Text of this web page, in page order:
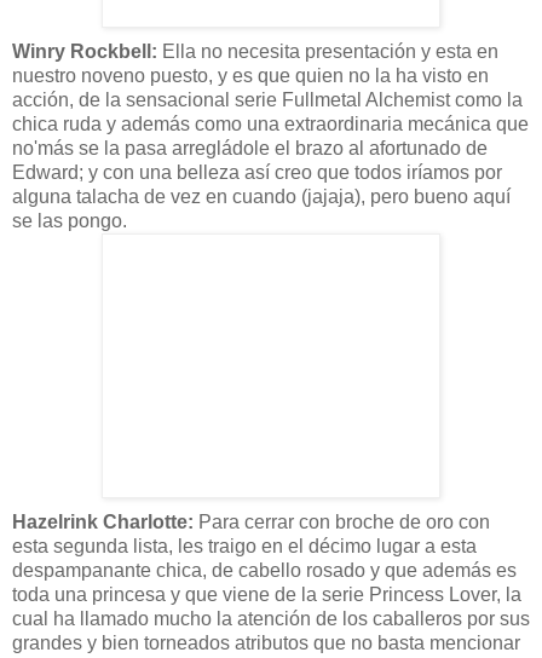
Winry Rockbell : Ella no necesita presentación y esta en
nuestro noveno puesto, y es que quien no la ha visto en
acción, de la sensacional serie Fullmetal Alchemistcomo la
chica ruda y además como una extraordinaria mecánica que
no'más se la pasa arregládole el brazo al afortunado de
Edward; y con una belleza así creo que todos iríamos por
alguna talacha de vez en cuando (jajaja), pero bueno aquí
se las pongo.
Hazelrink Charlotte: Para cerrar con broche de oro con
esta segunda lista, les traigo en el décimo lugar a esta
despampanante chica, de cabello rosado y que además es
toda una princesa y que viene de la serie Princess Lover, la
cual ha llamado mucho la atención de los caballeros por sus
grandes y bien torneados atributos que no basta mencionar